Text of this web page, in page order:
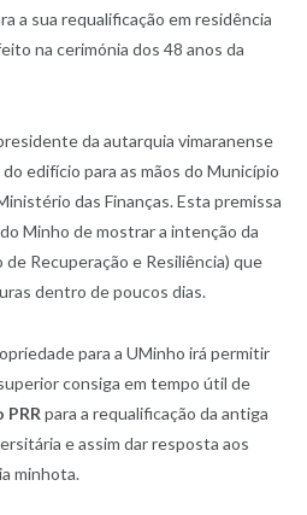
a sua requalificação em residência
na cerimónia dos 48 anos da
da autarquia vimaranense
edifício para as mãos do Município
das Finanças. Esta premissa
Minho de mostrar a intenção da
de Recuperação e Resiliência) que
dentro de poucos dias.
para a UMinho irá permitir
consiga em tempo útil de
para a requalificação da antiga
e assim dar resposta aos
minhota.